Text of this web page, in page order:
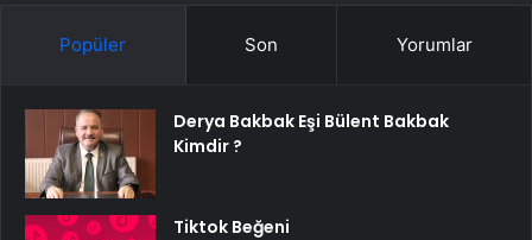
Popüler Son Yorumlar
Derya Bakbak Eşi Bülent Bakbak
Kimdir ?
Tiktok Beğeni